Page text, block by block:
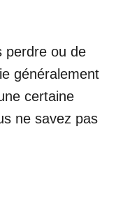
perdre ou de
généralement
certaine
ne savez pas